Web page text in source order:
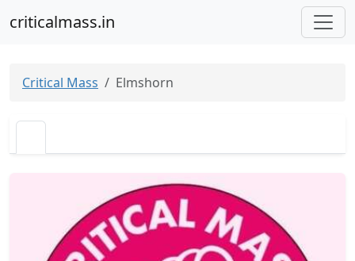
criticalmass.in
Critical Mass Elmshorn